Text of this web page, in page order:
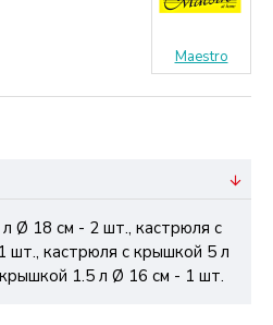
Maestro
Ø 18 см - 2 шт., кастрюля с
кастрюля с крышкой 5 л
1.5 л Ø 16 см - 1 шт.